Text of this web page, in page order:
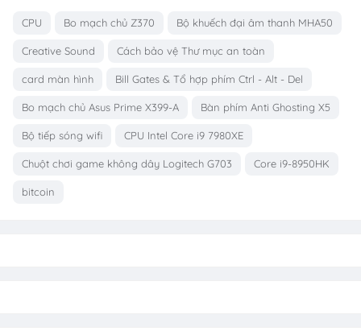
CPU Bo mạch chủ Z370 Bộ khuếch đại âm thanh MHA50
Creative Sound Cách bảo vệ Thư mục an toàn
card màn hình Bill Gates & Tổ hợp phím Ctrl - Alt - Del
Bo mạch chủ Asus Prime X399-A Bàn phím Anti Ghosting X5
Bộ tiếp sóng wifi CPU Intel Core i9 7980XE
Chuột chơi game không dây Logitech G703 Core i9-8950HK
bitcoin